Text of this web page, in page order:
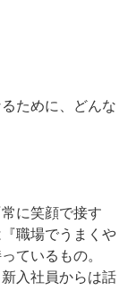
ために、どんな
に笑顔で接す
職場でうまくや
ているもの。
入社員からは話